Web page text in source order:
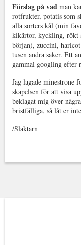
Förslag på vad man
rotfrukter, potatis som
alla sorters kål (min
kikärtor, kyckling, rökt
början), zuccini,
tusen andra saker. Ett
gammal googling efter
Jag lagade minestrone
skapelsen för att visa
beklagat mig över
bristfälliga, så låt er
/Slaktarn